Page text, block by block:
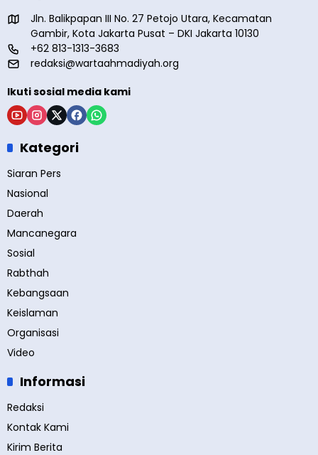
Jln. Balikpapan III No. 27 Petojo Utara, Kecamatan
Gambir, Kota Jakarta Pusat – DKI Jakarta 10130
+62 813-1313-3683
redaksi@wartaahmadiyah.org
Ikuti sosial media kami
Kategori
Siaran Pers
Nasional
Daerah
Mancanegara
Sosial
Rabthah
Kebangsaan
Keislaman
Organisasi
Video
Informasi
Redaksi
Kontak Kami
Kirim Berita